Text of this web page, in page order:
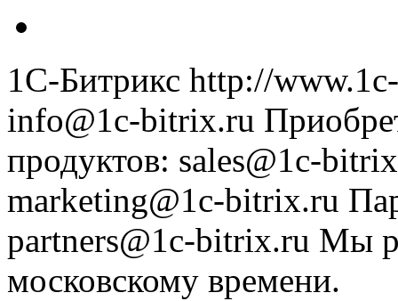
1С-Битрикс http://
info@1c-bitrix.ru
продуктов: sales@1c-
marketing@1c-bitrix.ru
partners@1c-bitrix.ru Мы
московскому времени.